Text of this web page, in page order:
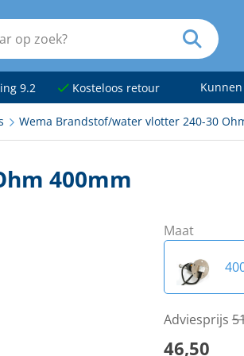
9.2 Kosteloos retour
Wema Brandstof/water vlotter 240-30
400mm
Maat
Adviesprijs
46,50